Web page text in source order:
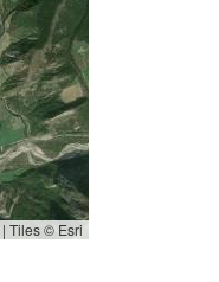
| Tiles © Esri